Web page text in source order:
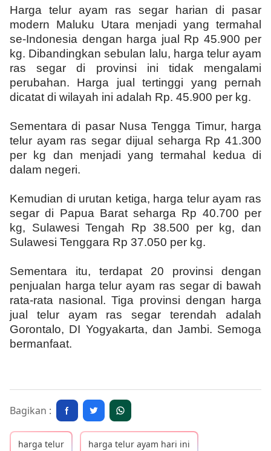
Harga telur ayam ras segar harian di pasar
modern Maluku Utara menjadi yang termahal
se-Indonesia dengan harga jual Rp 45.900 per
kg. Dibandingkan sebulan lalu, harga telur ayam
ras segar di provinsi ini tidak mengalami
perubahan. Harga jual tertinggi yang pernah
dicatat di wilayah ini adalah Rp. 45.900 per kg.
Sementara di pasar Nusa Tengga Timur, harga
telur ayam ras segar dijual seharga Rp 41.300
per kg dan menjadi yang termahal kedua di
dalam negeri.
Kemudian di urutan ketiga, harga telur ayam ras
segar di Papua Barat seharga Rp 40.700 per
kg, Sulawesi Tengah Rp 38.500 per kg, dan
Sulawesi Tenggara Rp 37.050 per kg.
Sementara itu, terdapat 20 provinsi dengan
penjualan harga telur ayam ras segar di bawah
rata-rata nasional. Tiga provinsi dengan harga
jual telur ayam ras segar terendah adalah
Gorontalo, DI Yogyakarta, dan Jambi. Semoga
bermanfaat.
Bagikan :
harga telur harga telur ayam hari ini